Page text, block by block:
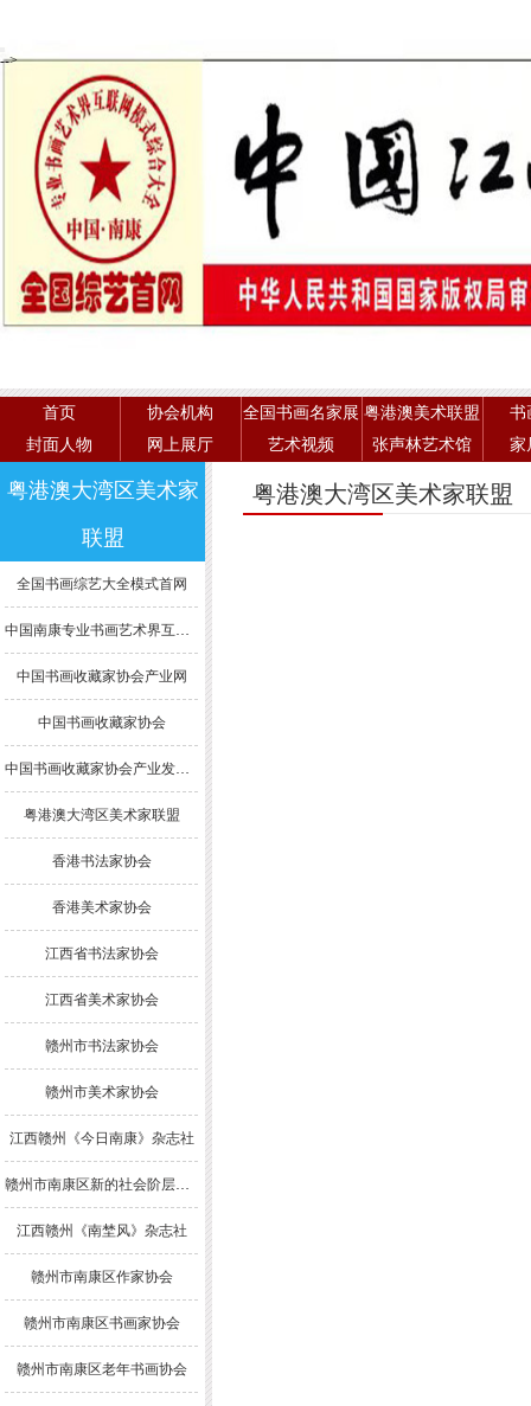
-->
首页 协会机构 全国书画名家展 粤港澳美术联盟
书
封面人物
网上展厅 艺术视频 张声林艺术馆 家
粤港澳大湾区美术家
联盟
全国书画综艺大全模式首网
中国南康专业书画艺术界互联网模式综合大全
中国书画收藏家协会产业网
中国书画收藏家协会
中国书画收藏家协会产业发展委员会
粤港澳大湾区美术家联盟
香港书法家协会
香港美术家协会
江西省书法家协会
江西省美术家协会
赣州市书法家协会
赣州市美术家协会
江西赣州《今日南康》杂志社
赣州市南康区新的社会阶层人士联谊会
江西赣州《南埜风》杂志社
赣州市南康区作家协会
赣州市南康区书画家协会
赣州市南康区老年书画协会
粤港澳大湾区美术家联盟